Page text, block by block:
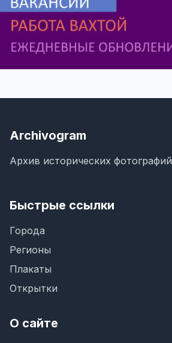
Archivogram
Архив исторических фотографий
Быстрые ссылки
Города
Регионы
Плакаты
Открытки
О сайте